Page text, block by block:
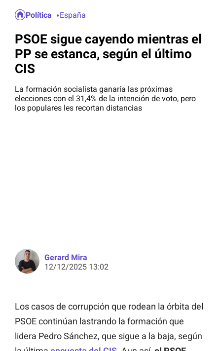
Política España
PSOE sigue cayendo mientras el
PP se estanca, según el último
CIS
La formación socialista ganaría las próximas
elecciones con el 31,4% de la intención de voto, pero
los populares les recortan distancias
Gerard Mira
12/12/2025 13:02
Los casos de corrupción que rodean la órbita del
PSOE continúan lastrando la formación que
lidera Pedro Sánchez, que sigue a la baja, según